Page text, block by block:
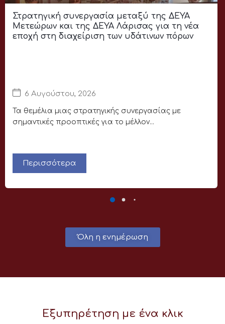
Στρατηγική συνεργασία μεταξύ της ΔΕΥΑ
Μετεώρων και της ΔΕΥΑ Λάρισας για τη νέα
εποχή στη διαχείριση των υδάτινων πόρων
6 Αυγούστου, 2026
Τα θεμέλια μιας στρατηγικής συνεργασίας με
σημαντικές προοπτικές για το μέλλον...
Περισσότερα
Όλη η ενημέρωση
Εξυπηρέτηση με ένα κλικ